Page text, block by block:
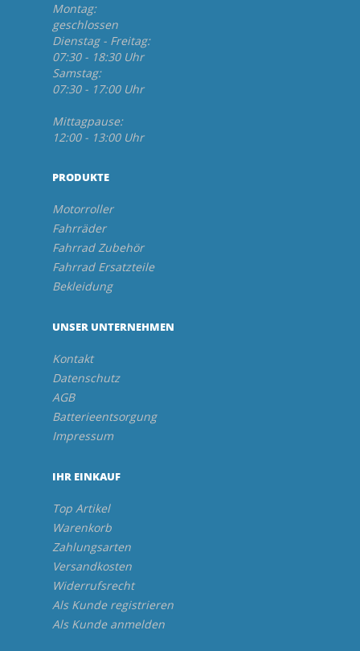
Montag:
geschlossen
Dienstag - Freitag:
07:30 - 18:30 Uhr
Samstag:
07:30 - 17:00 Uhr
Mittagpause:
12:00 - 13:00 Uhr
PRODUKTE
Motorroller
Fahrräder
Fahrrad Zubehör
Fahrrad Ersatzteile
Bekleidung
UNSER UNTERNEHMEN
Kontakt
Datenschutz
AGB
Batterieentsorgung
Impressum
IHR EINKAUF
Top Artikel
Warenkorb
Zahlungsarten
Versandkosten
Widerrufsrecht
Als Kunde registrieren
Als Kunde anmelden